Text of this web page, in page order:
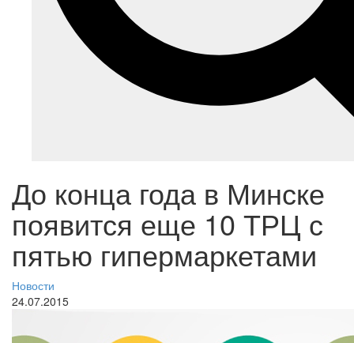
До конца года в Минске
появится еще 10 ТРЦ с
пятью гипермаркетами
Новости
24.07.2015